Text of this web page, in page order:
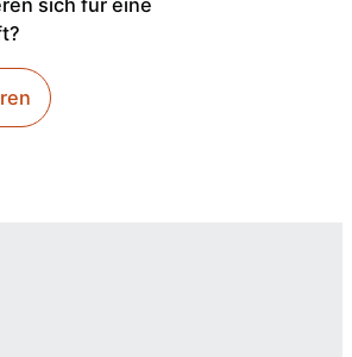
sich für eine